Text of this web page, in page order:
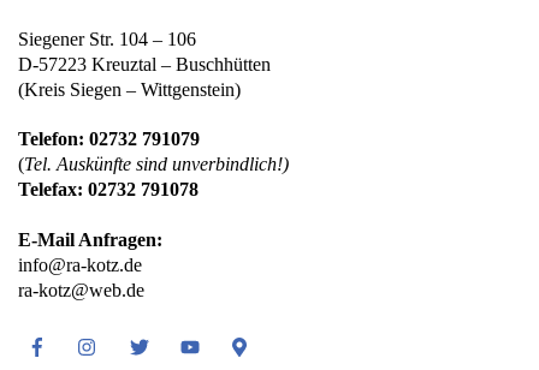
Siegener Str. 104 – 106
D-57223 Kreuztal – Buschhütten
(Kreis Siegen – Wittgenstein)
Telefon: 02732 791079
(Tel. Auskünfte sind unverbindlich!)
Telefax: 02732 791078
E-Mail Anfragen:
info@ra-kotz.de
ra-kotz@web.de
FacebookInstagramTwitter Youtube Google